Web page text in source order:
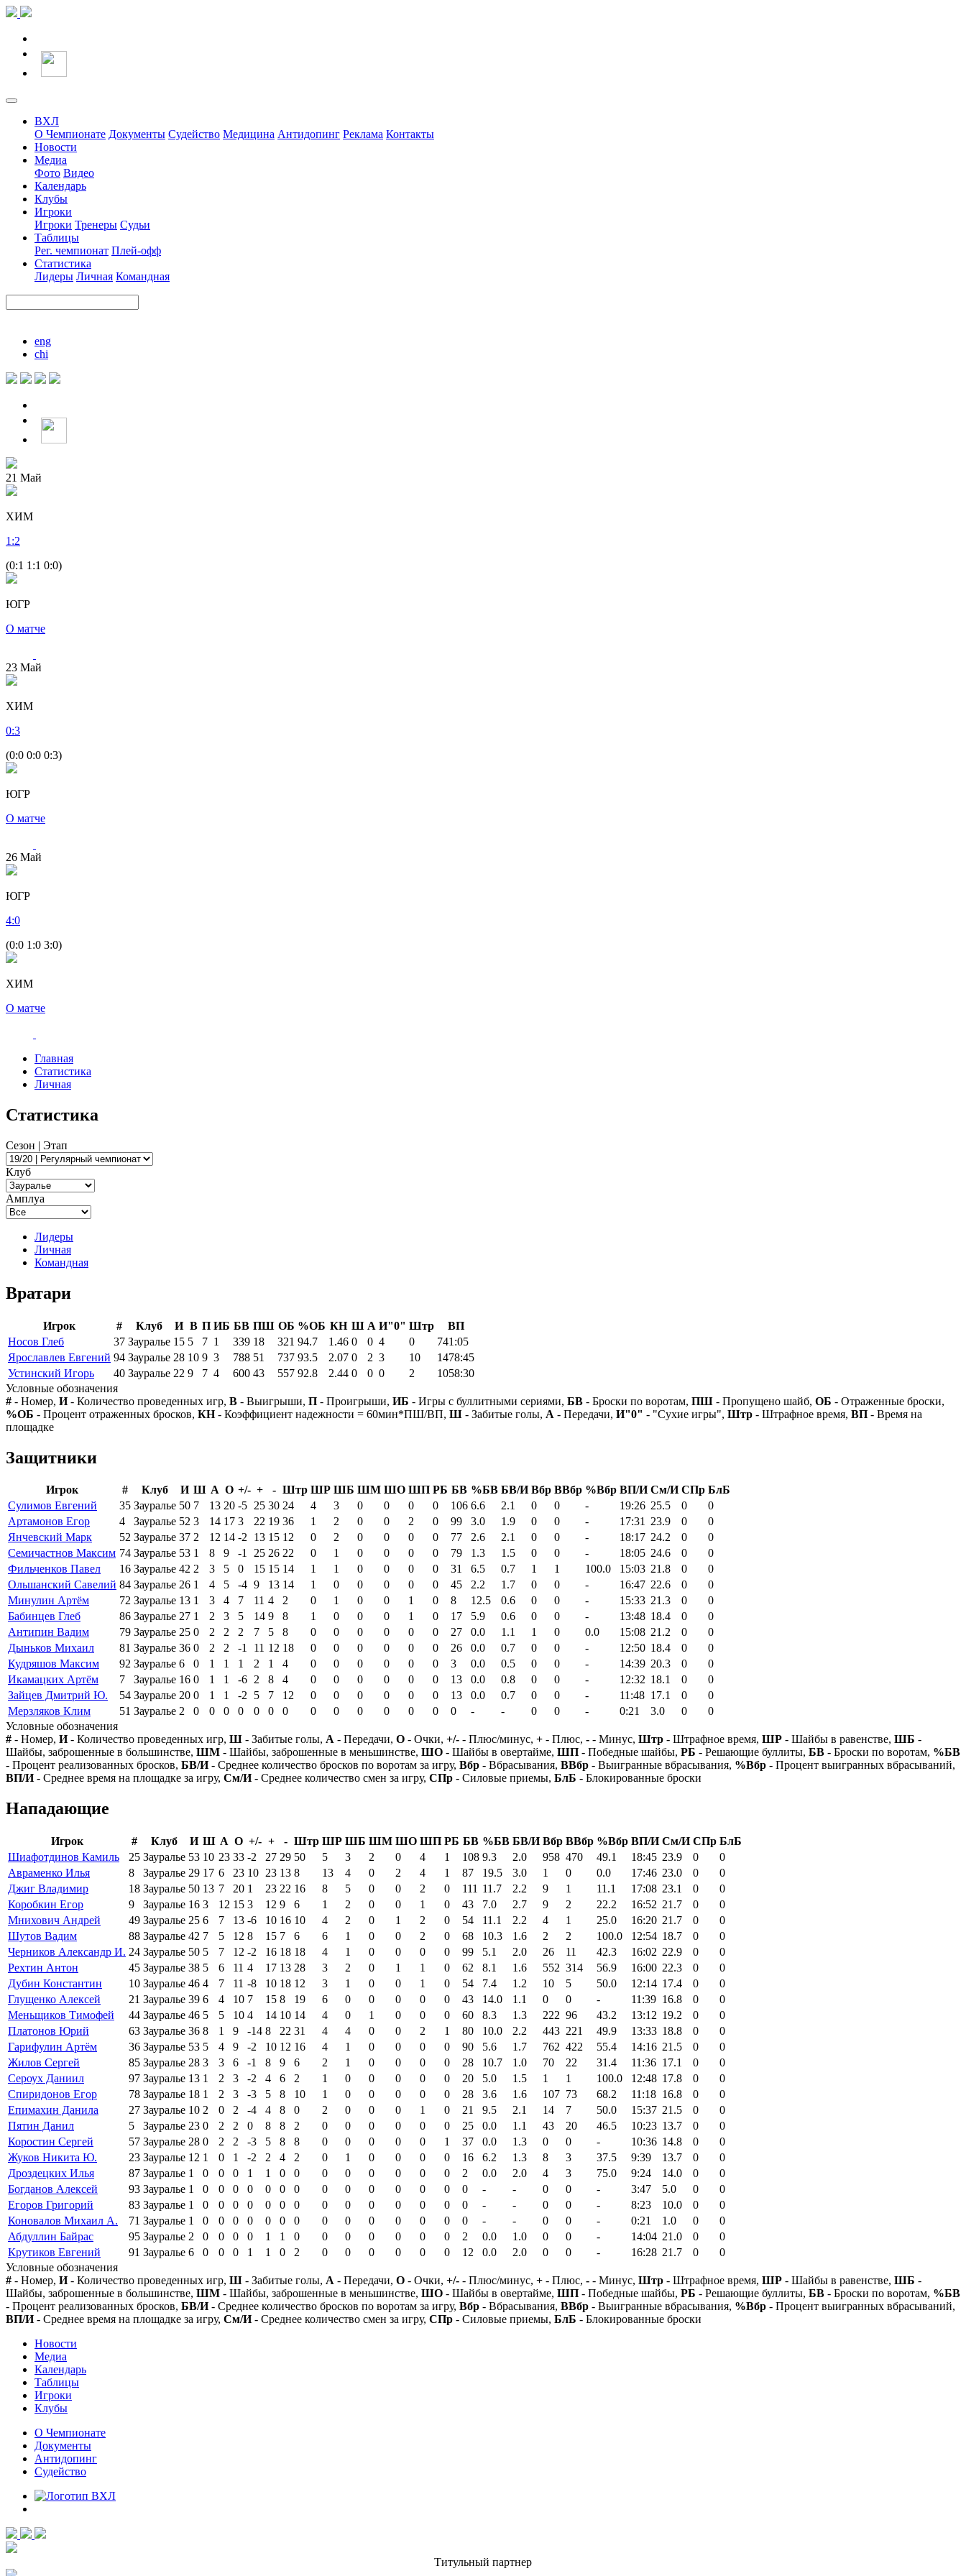
ВХЛ
О Чемпионате Документы Судейство Медицина Антидопинг Реклама Контакты
Новости
Медиа
Фото Видео
Календарь
Клубы
Игроки
Игроки Тренеры Судьи
Таблицы
Рег. чемпионат Плей-офф
Статистика
Лидеры Личная Командная
eng
chi
21 Май
ХИМ
1 :2
(0:1 1:1 0:0)
ЮГР
О матче
23 Май
ХИМ
0:3
(0:0 0:0 0:3)
ЮГР
О матче
26 Май
ЮГР
4:0
(0:0 1:0 3:0)
ХИМ
О матче
Главная
Статистика
Личная
Статистика
Сезон | Этап
Клуб
Амплуа
Лидеры
Личная
Командная
Вратари
Игрок # Клуб И В П ИБ БВ ПШ ОБ %ОБ КН Ш А И"0" Штр
ВП
Носов Глеб
37 Зауралье 15 5 7 1 339 18 321 94.7 1.46 0 0 4 0
741:05
Ярославлев Евгений 94 Зауралье 28 10 9 3 788 51 737 93.5 2.07 0 2 3 10
1478:45
Устинский Игорь
40 Зауралье 22 9 7 4 600 43 557 92.8 2.44 0 0 0 2
1058:30
Условные обозначения
# - Номер, И- Количество проведенных игр, В - Выигрыши, П - Проигрыши, ИБ - Игры с буллитными сериями, БВ - Броски по воротам, ПШ - Пропущено шайб, ОБ - Отраженные броски,
%ОБ - Процент отраженных бросков, КН- Коэффициент надежности = 60мин*ПШ/ВП, Ш - Забитые голы, А - Передачи, И"0" - "Сухие игры", Штр - Штрафное время, ВП - Время на
площадке
Защитники
Игрок # Клуб И Ш А О +/- + - Штр ШР ШБ ШМ ШО ШП РБ БВ %БВ БВ/И Вбр ВВбр %Вбр ВП/И См/И СПр БлБ
Сулимов Евгений
35 Зауралье 50 7 13 20 -5 25 30 24 4 3 0 0 0 0 106 6.6 2.1 0 0 - 19:26 25.5 0
0
Артамонов Егор
4 Зауралье 52 3 14 17 3 22 19 36 1 2 0 0 2 0 99 3.0 1.9 0 0 - 17:31 23.9 0
0
Янчевский Марк
52 Зауралье 37 2 12 14 -2 13 15 12 0 2 0 0 0 0 77 2.6 2.1 0 0 - 18:17 24.2 0
0
Семичастнов Максим 74 Зауралье 53 1 8 9 -1 25 26 22 0 1 0 0 0 0 79 1.3 1.5 0 0 - 18:05 24.6 0
0
Фильченков Павел
16 Зауралье 42 2 3 5 0 15 15 14 1 1 0 0 0 0 31 6.5 0.7 1 1 100.0 15:03 21.8 0
0
Ольшанский Савелий 84 Зауралье 26 1 4 5 -4 9 13 14 1 0 0 0 0 0 45 2.2 1.7 0 0 - 16:47 22.6 0
0
Минулин Артём
72 Зауралье 13 1 3 4 7 11 4 2 0 1 0 0 1 0 8 12.5 0.6 0 0 - 15:33 21.3 0
0
Бабинцев Глеб
86 Зауралье 27 1 2 3 5 14 9 8 1 0 0 0 1 0 17 5.9 0.6 0 0 - 13:48 18.4 0
0
Антипин Вадим
79 Зауралье 25 0 2 2 2 7 5 8 0 0 0 0 0 0 27 0.0 1.1 1 0 0.0 15:08 21.2 0
0
Дыньков Михаил
81 Зауралье 36 0 2 2 -1 11 12 18 0 0 0 0 0 0 26 0.0 0.7 0 0 - 12:50 18.4 0
0
Кудряшов Максим
92 Зауралье 6 0 1 1 1 2 1 4 0 0 0 0 0 0 3 0.0 0.5 0 0 - 14:39 20.3 0
0
Икамацких Артём
7 Зауралье 16 0 1 1 -6 2 8 4 0 0 0 0 0 0 13 0.0 0.8 0 0 - 12:32 18.1 0
0
Зайцев Дмитрий Ю.
54 Зауралье 20 0 1 1 -2 5 7 12 0 0 0 0 0 0 13 0.0 0.7 0 0 - 11:48 17.1 0
0
Мерзляков Клим
51 Зауралье 2 0 0 0 0 0 0 0 0 0 0 0 0 0 0 - - 0 0 - 0:21 3.0 0
0
Условные обозначения
# - Номер, И- Количество проведенных игр, Ш - Забитые голы, А - Передачи, О - Очки, +/- - Плюс/минус, + - Плюс, - - Минус, Штр - Штрафное время, ШР - Шайбы в равенстве, ШБ -
Шайбы, заброшенные в большинстве, ШМ - Шайбы, заброшенные в меньшинстве, ШО - Шайбы в овертайме, ШП - Победные шайбы, РБ - Решающие буллиты, БВ - Броски по воротам, %БВ
- Процент реализованных бросков, БВ/И- Среднее количество бросков по воротам за игру, Вбр - Вбрасывания, ВВбр - Выигранные вбрасывания, %Вбр - Процент выигранных вбрасываний,
ВП/И- Среднее время на площадке за игру, См/И- Среднее количество смен за игру, СПр - Силовые приемы, БлБ - Блокированные броски
Нападающие
Игрок # Клуб И Ш А О +/- + - Штр ШР ШБ ШМ ШО ШП РБ БВ %БВ БВ/И Вбр ВВбр %Вбр ВП/И См/И СПр БлБ
Шиафотдинов Камиль
25 Зауралье 53 10 23 33 -2 27 29 50 5 3 2 0 4 1 108 9.3 2.0 958 470 49.1 18:45 23.9 0
0
Авраменко Илья
8 Зауралье 29 17 6 23 10 23 13 8 13 4 0 2 4 1 87 19.5 3.0 1 0 0.0 17:46 23.0 0
0
Джиг Владимир
18 Зауралье 50 13 7 20 1 23 22 16 8 5 0 0 2 0 111 11.7 2.2 9 1 11.1 17:08 23.1 0
0
Коробкин Егор
9 Зауралье 16 3 12 15 3 12 9 6 1 2 0 0 1 0 43 7.0 2.7 9 2 22.2 16:52 21.7 0
0
Мнихович Андрей
49 Зауралье 25 6 7 13 -6 10 16 10 4 2 0 1 2 0 54 11.1 2.2 4 1 25.0 16:20 21.7 0
0
Шутов Вадим
88 Зауралье 42 7 5 12 8 15 7 6 6 1 0 0 2 0 68 10.3 1.6 2 2 100.0 12:54 18.7 0
0
Черников Александр И. 24 Зауралье 50 5 7 12 -2 16 18 18 4 1 0 0 0 0 99 5.1 2.0 26 11 42.3 16:02 22.9 0
0
Рехтин Антон
45 Зауралье 38 5 6 11 4 17 13 28 3 2 0 1 1 0 62 8.1 1.6 552 314 56.9 16:00 22.3 0
0
Дубин Константин
10 Зауралье 46 4 7 11 -8 10 18 12 3 1 0 0 1 0 54 7.4 1.2 10 5 50.0 12:14 17.4 0
0
Глущенко Алексей
21 Зауралье 39 6 4 10 7 15 8 19 6 0 0 0 0 0 43 14.0 1.1 0 0 - 11:39 16.8 0
0
Меньщиков Тимофей
44 Зауралье 46 5 5 10 4 14 10 14 4 0 1 0 0 0 60 8.3 1.3 222 96 43.2 13:12 19.2 0
0
Платонов Юрий
63 Зауралье 36 8 1 9 -14 8 22 31 4 4 0 0 2 1 80 10.0 2.2 443 221 49.9 13:33 18.8 0
0
Гарифулин Артём
36 Зауралье 53 5 4 9 -2 10 12 16 4 1 0 0 0 0 90 5.6 1.7 762 422 55.4 14:16 21.5 0
0
Жилов Сергей
85 Зауралье 28 3 3 6 -1 8 9 6 2 1 0 0 0 0 28 10.7 1.0 70 22 31.4 11:36 17.1 0
0
Сероух Даниил
97 Зауралье 13 1 2 3 -2 4 6 2 1 0 0 0 0 0 20 5.0 1.5 1 1 100.0 12:48 17.8 0
0
Спиридонов Егор
78 Зауралье 18 1 2 3 -3 5 8 10 1 0 0 0 0 0 28 3.6 1.6 107 73 68.2 11:18 16.8 0
0
Епимахин Данила
27 Зауралье 10 2 0 2 -4 4 8 0 2 0 0 0 1 0 21 9.5 2.1 14 7 50.0 15:37 21.5 0
0
Пятин Данил
5 Зауралье 23 0 2 2 0 8 8 2 0 0 0 0 0 0 25 0.0 1.1 43 20 46.5 10:23 13.7 0
0
Коростин Сергей
57 Зауралье 28 0 2 2 -3 5 8 8 0 0 0 0 0 1 37 0.0 1.3 0 0 - 10:36 14.8 0
0
Жуков Никита Ю.
23 Зауралье 12 1 0 1 -2 2 4 2 0 1 0 0 0 0 16 6.2 1.3 8 3 37.5 9:39 13.7 0
0
Дроздецких Илья
87 Зауралье 1 0 0 0 1 1 0 0 0 0 0 0 0 0 2 0.0 2.0 4 3 75.0 9:24 14.0 0
0
Богданов Алексей
93 Зауралье 1 0 0 0 0 0 0 0 0 0 0 0 0 0 0 - - 0 0 - 3:47 5.0 0
0
Егоров Григорий
83 Зауралье 1 0 0 0 0 0 0 0 0 0 0 0 0 0 0 - - 0 0 - 8:23 10.0 0
0
Коновалов Михаил А.
71 Зауралье 1 0 0 0 0 0 0 0 0 0 0 0 0 0 0 - - 0 0 - 0:21 1.0 0
0
Абдуллин Байрас
95 Зауралье 2 0 0 0 0 1 1 0 0 0 0 0 0 0 2 0.0 1.0 0 0 - 14:04 21.0 0
0
Крутиков Евгений
91 Зауралье 6 0 0 0 1 1 0 2 0 0 0 0 0 0 12 0.0 2.0 0 0 - 16:28 21.7 0
0
Условные обозначения
# - Номер, И- Количество проведенных игр, Ш - Забитые голы, А - Передачи, О - Очки, +/- - Плюс/минус, + - Плюс, - - Минус, Штр - Штрафное время, ШР - Шайбы в равенстве, ШБ -
Шайбы, заброшенные в большинстве, ШМ - Шайбы, заброшенные в меньшинстве, ШО - Шайбы в овертайме, ШП - Победные шайбы, РБ - Решающие буллиты, БВ - Броски по воротам, %БВ
- Процент реализованных бросков, БВ/И- Среднее количество бросков по воротам за игру, Вбр - Вбрасывания, ВВбр - Выигранные вбрасывания, %Вбр - Процент выигранных вбрасываний,
ВП/И- Среднее время на площадке за игру, См/И- Среднее количество смен за игру, СПр - Силовые приемы, БлБ - Блокированные броски
Новости
Медиа
Календарь
Таблицы
Игроки
Клубы
О Чемпионате
Документы
Антидопинг
Судейство
Титульный партнер